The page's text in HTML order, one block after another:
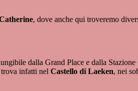
, dove anche qui troveremo
dalla Grand Place e dalla
infatti nel Castello di Laeken, nei